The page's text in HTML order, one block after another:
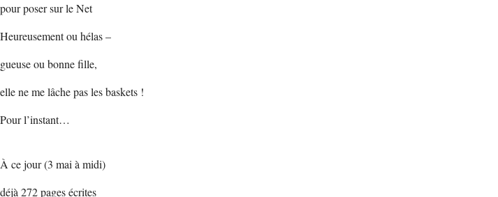
pour poser sur le Net
Heureusement ou hélas –
gueuse ou bonne fille,
elle ne me lâche pas les baskets !
Pour l’instant…
À ce jour (3 mai à midi)
déjà 272 pages écrites